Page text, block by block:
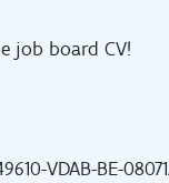
job board CV!
VDAB-BE-